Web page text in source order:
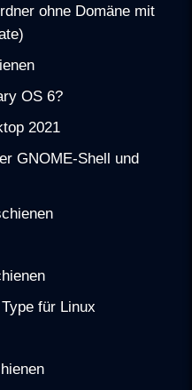
ohne Domäne mit
OS 6?
2021
GNOME-Shell und
für Linux